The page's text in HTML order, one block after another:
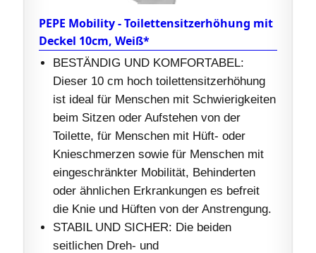
PEPE Mobility - Toilettensitzerhöhung mit
Deckel 10cm, Weiß*
BESTÄNDIG UND KOMFORTABEL:
Dieser 10 cm hoch toilettensitzerhöhung
ist ideal für Menschen mit Schwierigkeiten
beim Sitzen oder Aufstehen von der
Toilette, für Menschen mit Hüft- oder
Knieschmerzen sowie für Menschen mit
eingeschränkter Mobilität, Behinderten
oder ähnlichen Erkrankungen es befreit
die Knie und Hüften von der Anstrengung.
STABIL UND SICHER: Die beiden
seitlichen Dreh- und